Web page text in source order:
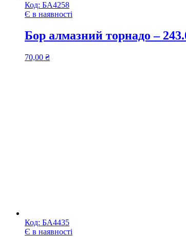
Код: БА4258
Є в наявності
Бор алмазний торнадо –
70,00 ₴
Код: БА4435
Є в наявності